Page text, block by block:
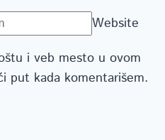
Website
i veb mesto u ovom
put kada komentarišem.